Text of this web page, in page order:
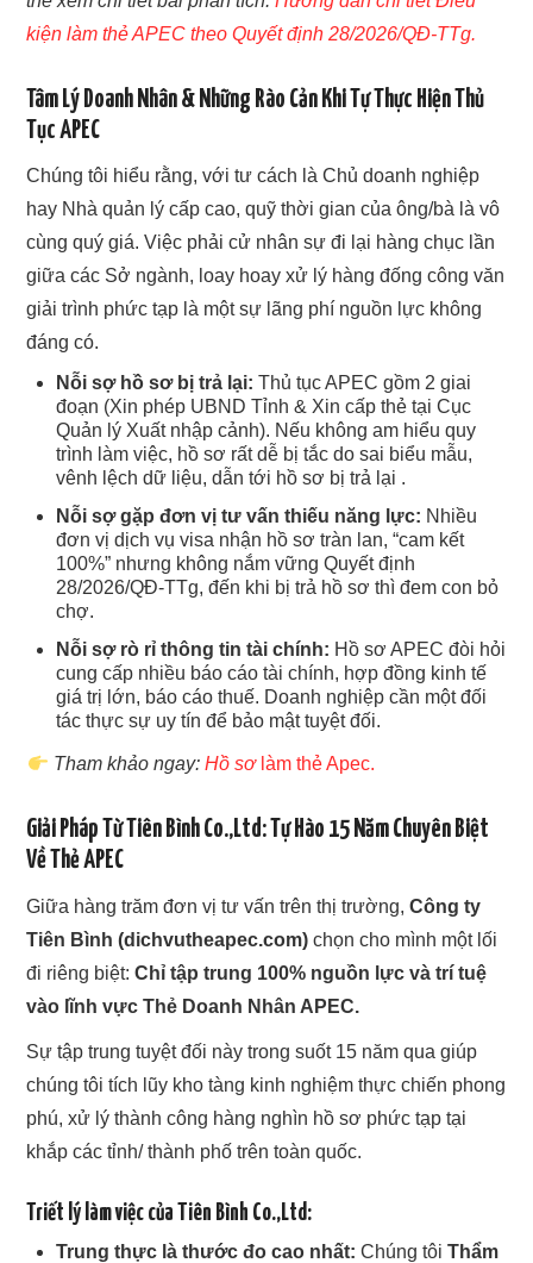
kiện làm thẻ APEC theo Quyết định 28/2026/QĐ-TTg.
Tâm Lý Doanh Nhân & Những Rào Cản Khi Tự Thực Hiện Thủ
Tục APEC
Chúng tôi hiểu rằng, với tư cách là Chủ doanh nghiệp
hay Nhà quản lý cấp cao, quỹ thời gian của ông/bà là vô
cùng quý giá. Việc phải cử nhân sự đi lại hàng chục lần
giữa các Sở ngành, loay hoay xử lý hàng đống công văn
giải trình phức tạp là một sự lãng phí nguồn lực không
đáng có.
Nỗi sợ hồ sơ bị trả lại: Thủ tục APEC gồm 2 giai
đoạn (Xin phép UBND Tỉnh & Xin cấp thẻ tại Cục
Quản lý Xuất nhập cảnh). Nếu không am hiểu quy
trình làm việc, hồ sơ rất dễ bị tắc do sai biểu mẫu,
vênh lệch dữ liệu, dẫn tới hồ sơ bị trả lại .
Nỗi sợ gặp đơn vị tư vấn thiếu năng lực: Nhiều
đơn vị dịch vụ visa nhận hồ sơ tràn lan, “cam kết
100%” nhưng không nắm vững Quyết định
28/2026/QĐ-TTg, đến khi bị trả hồ sơ thì đem con bỏ
chợ.
Nỗi sợ rò rỉ thông tin tài chính: Hồ sơ APEC đòi hỏi
cung cấp nhiều báo cáo tài chính, hợp đồng kinh tế
giá trị lớn, báo cáo thuế. Doanh nghiệp cần một đối
tác thực sự uy tín để bảo mật tuyệt đối.
Tham khảo ngay: Hồ sơ làm thẻ Apec.
Giải Pháp Từ Tiên Bình Co.,Ltd: Tự Hào 15 Năm Chuyên Biệt
Về Thẻ APEC
Giữa hàng trăm đơn vị tư vấn trên thị trường,Công ty
Tiên Bình (dichvutheapec.com) chọn cho mình một lối
đi riêng biệt:Chỉ tập trung 100% nguồn lực và trí tuệ
vào lĩnh vực Thẻ Doanh Nhân APEC.
Sự tập trung tuyệt đối này trong suốt 15 năm qua giúp
chúng tôi tích lũy kho tàng kinh nghiệm thực chiến phong
phú, xử lý thành công hàng nghìn hồ sơ phức tạp tại
khắp các tỉnh/ thành phố trên toàn quốc.
Triết lý làm việc của Tiên Bình Co.,Ltd:
Trung thực là thước đo cao nhất: Chúng tôi Thẩm